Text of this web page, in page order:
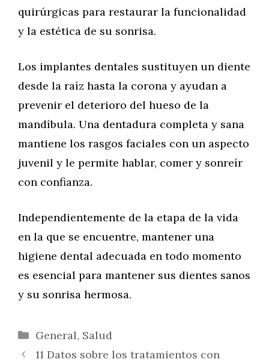
quirúrgicas para restaurar la funcionalidad
y la estética de su sonrisa.
Los implantes dentales sustituyen un diente
desde la raíz hasta la corona y ayudan a
prevenir el deterioro del hueso de la
mandíbula. Una dentadura completa y sana
mantiene los rasgos faciales con un aspecto
juvenil y le permite hablar, comer y sonreír
con confianza.
Independientemente de la etapa de la vida
en la que se encuentre, mantener una
higiene dental adecuada en todo momento
es esencial para mantener sus dientes sanos
y su sonrisa hermosa.
Categorías
General, Salud
11 Datos sobre los tratamientos con